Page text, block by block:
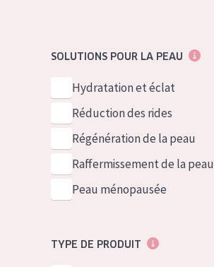
Peau ménopausée
SOLUTIONS POUR LA PEAU
Hydratation et éclat
Réduction des rides
Régénération de la peau
Raffermissement de la peau
Peau ménopausée
TYPE DE PRODUIT